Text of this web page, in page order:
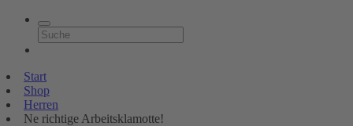
Start
Shop
Herren
Ne richtige Arbeitsklamotte!